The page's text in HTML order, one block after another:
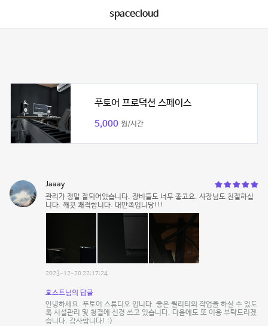
spacecloud
푸토어 프로덕션 스페이스
5,000 원/시간
Jaaay
관리가 정말 잘되어있습니다. 장비들도 너무 좋고요. 사장님도 친절하십
니다. 깨끗 쾌적합니다. 대만족입니당!!!
2023-12-20 22:17:24
호스트님의 답글
안녕하세요. 푸토어 스튜디오 입니다. 좋은 퀄리티의 작업을 하실 수 있도
록 시설관리 및 청결에 신경 쓰고 있습니다. 다음에도 또 이용 부탁드리겠
습니다. 감사합니다! :)